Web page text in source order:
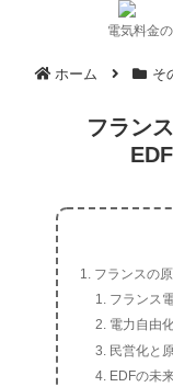
電気料金
ホーム そ
フラン
フランスの
フランス
電力自由
民営化と
EDFの未